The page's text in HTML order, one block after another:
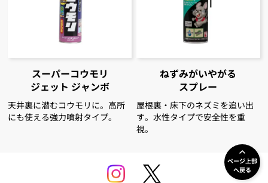
スーパーコウモリ
ジェット ジャンボ
天井裏に潜むコウモリに。高所
にも使える強力噴射タイプ。
ねずみがいやがる
スプレー
屋根裏・床下のネズミを追い出
す。水性タイプで安全性を重
視。
ページ上部
へ戻る